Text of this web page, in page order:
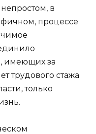
в
процессе
имеющих за
трудового стажа
только